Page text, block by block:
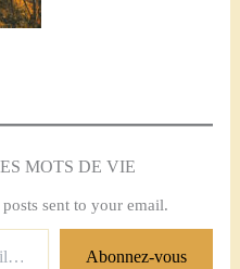
MOTS DE VIE
sent to your email.
Abonnez-vous